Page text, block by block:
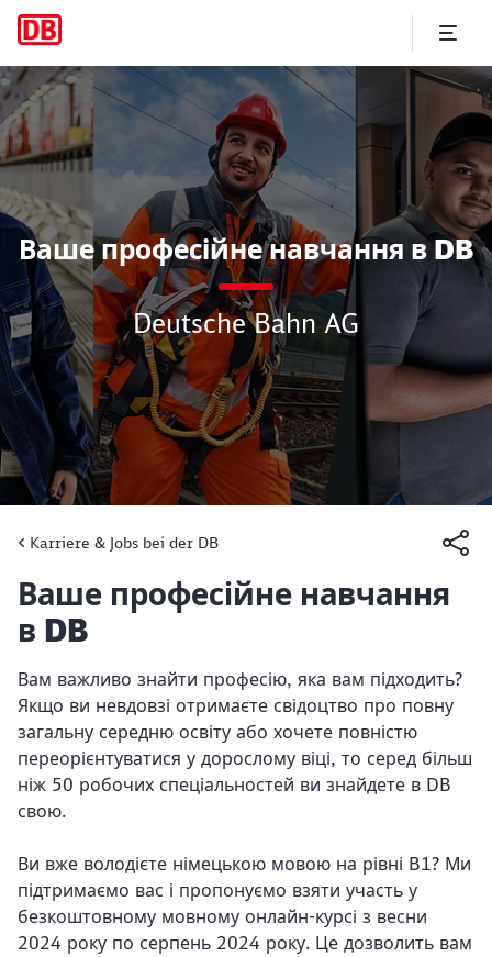
Ваше професійне
Ваше професійне навчання в DB
Deutsche Bahn AG
Karriere & Jobs bei der DB
Artikel:
Ваше професійне навчання
в DB
Вам важливо знайти професію, яка вам підходить?
Якщо ви невдовзі отримаєте свідоцтво про повну
загальну середню освіту або хочете повністю
переорієнтуватися у дорослому віці, то серед більш
ніж 50 робочих спеціальностей ви знайдете в DB
свою.
Ви вже володієте німецькою мовою на рівні B1? Ми
підтримаємо вас і пропонуємо взяти участь у
безкоштовному мовному онлайн-курсі з весни
2024 року по серпень 2024 року. Це дозволить вам